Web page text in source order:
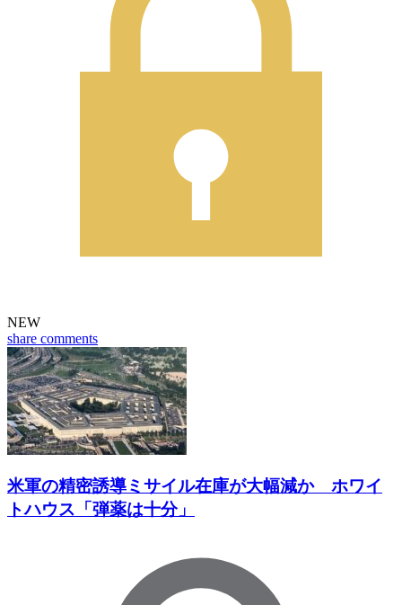
NEW
share comments
米軍の精密誘導ミサイル在庫が大幅減か ホワイ
トハウス「弾薬は十分」